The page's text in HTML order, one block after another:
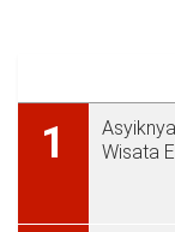
1
Wisata